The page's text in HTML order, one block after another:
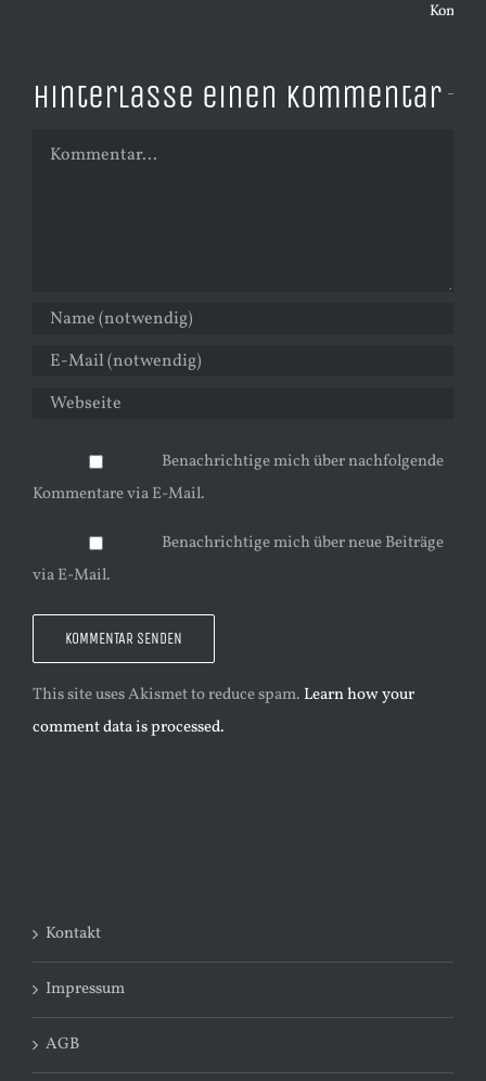
Hinterlasse einen Kommentar
Kommentar
Benachrichtige mich über nachfolgende
Kommentare via E-Mail.
Benachrichtige mich über neue Beiträge
via E-Mail.
This site uses Akismet to reduce spam. Learn how your
comment data is processed.
Kontakt
Impressum
AGB